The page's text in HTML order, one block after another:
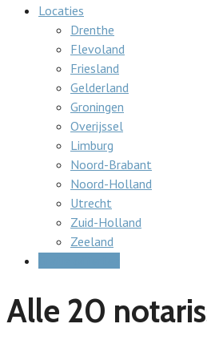
Locaties
Drenthe
Flevoland
Friesland
Gelderland
Groningen
Overijssel
Limburg
Noord-Brabant
Noord-Holland
Utrecht
Zuid-Holland
Zeeland
Alle 20